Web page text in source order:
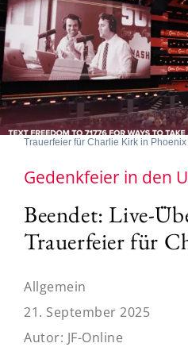
Trauerfeier für Charlie Kirk in Phoenix
Gedenkfeier in den
Beendet: Live-
Trauerfeier für
Allgemein
21. September 2025
Autor: JF-Online